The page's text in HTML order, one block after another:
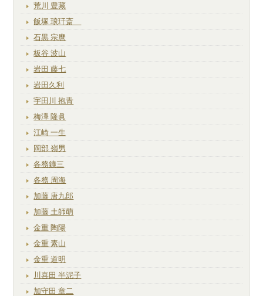
荒川 豊藏
飯塚 琅玕斎
石黒 宗麿
板谷 波山
岩田 藤七
岩田久利
宇田川 抱青
梅澤 隆眞
江崎 一生
岡部 嶺男
各務鑛三
各務 周海
加藤 唐九郎
加藤 土師萌
金重 陶陽
金重 素山
金重 道明
川喜田 半泥子
加守田 章二